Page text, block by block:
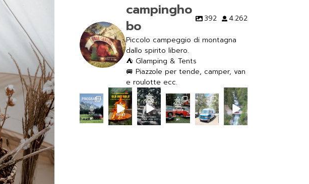
campingho
bo
392 4.262
Piccolo campeggio di montagna
dallo spirito libero.
⛺️ Glamping & Tents
🚐 Piazzole per tende, camper, van
e roulotte ecc.
camping
hobo
camping
hobo
camping
hobo
camping
hobo
camping
hobo
camping
hobo